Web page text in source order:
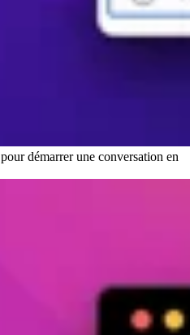
pour démarrer une conversation en